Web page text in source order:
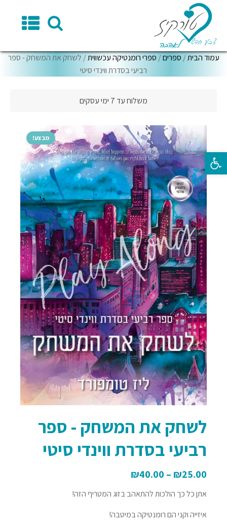
פתח סרגל נגישות
עמוד הבית/ ספרים/ ספרי רומנטיקה עכשווית/ לשחק את המשחק - ספר
רביעי בסדרת ווינדי סיטי
משלוח עד 7 ימי עסקים
מבצע!
לשחק את המשחק - ספר
רביעי בסדרת ווינדי סיטי
₪25.00
–
₪40.00
אתן כל כך הולכות להתאהב בזוג המטריף הזה!
איזייה וקני הם רומנטיקה במיטבה!